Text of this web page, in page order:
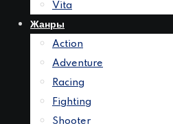
Vita
Жанры
Action
Adventure
Racing
Fighting
Shooter